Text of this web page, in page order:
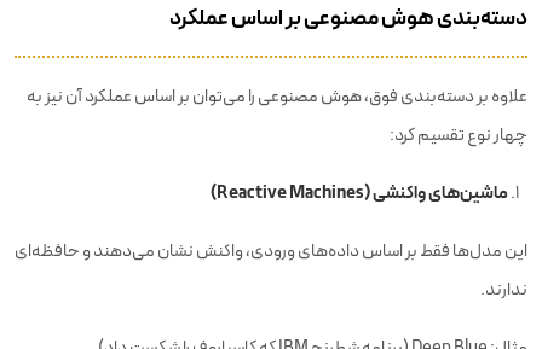
دسته‌بندی هوش مصنوعی بر اساس عملکرد
علاوه بر دسته‌بندی فوق، هوش مصنوعی را می‌توان بر اساس عملکرد آن نیز به
چهار نوع تقسیم کرد:
ماشین‌های واکنشی (Reactive Machines)
این مدل‌ها فقط بر اساس داده‌های ورودی، واکنش نشان می‌دهند و حافظه‌ای
ندارند.